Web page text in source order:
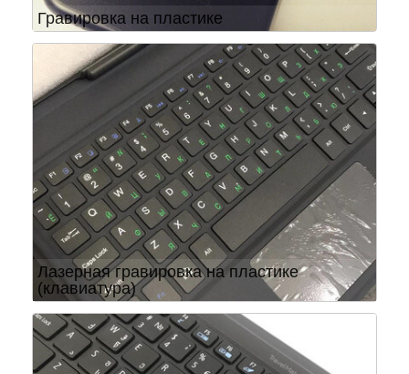
Гравировка на пластике
Лазерная гравировка на пластике
(клавиатура)